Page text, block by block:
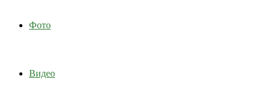
Фото
Видео